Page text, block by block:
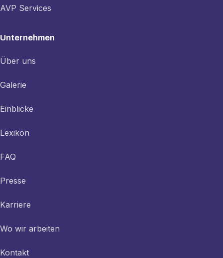
AVP Services
Unternehmen
Über uns
Galerie
Einblicke
Lexikon
FAQ
Presse
Karriere
Wo wir arbeiten
Kontakt